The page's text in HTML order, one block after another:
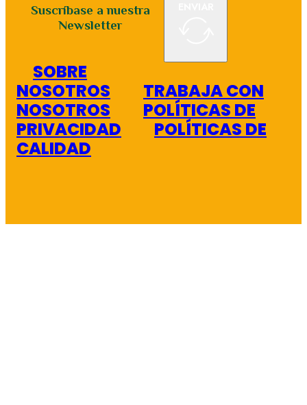
Suscríbase a nuestra
Newsletter
SOBRE
NOSOTROS
TRABAJA CON
NOSOTROS
POLÍTICAS DE
PRIVACIDAD
POLÍTICAS DE
CALIDAD